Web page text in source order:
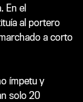
En el
al portero
a corto
ímpetu y
solo 20